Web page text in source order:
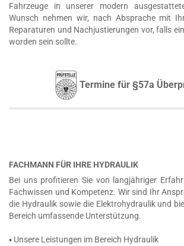
Fahrzeuge in unserer modern
Wunsch nehmen wir, nach Absprache mit
Reparaturen und Nachjustierungen vor, falls
worden sein sollte.
Termine für §57a
FACHMANN FÜR IHRE HYDRAULIK
Bei uns profitieren Sie von langjähriger
Fachwissen und Kompetenz. Wir sind Ihr
die Hydraulik sowie die Elektrohydraulik und
Bereich umfassende Unterstützung.
▪ Unsere Leistungen im Bereich Hydraulik